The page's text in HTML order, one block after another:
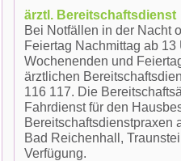
ärztl. Bereitschaftsdienst
Bei Notfällen in der Nacht
Feiertag Nachmittag ab 13
Wochenenden und
ärztlichen
116 117. Die
Fahrdienst für den
Bereitschaftsdienstpraxen
Bad Reichenhall,
Verfügung.